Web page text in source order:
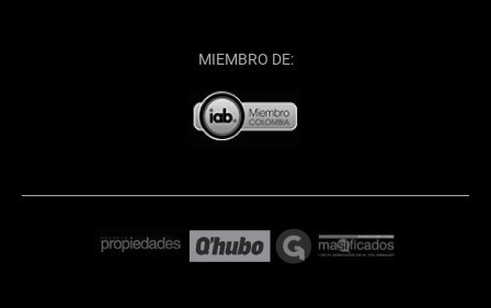
MIEMBRO DE: